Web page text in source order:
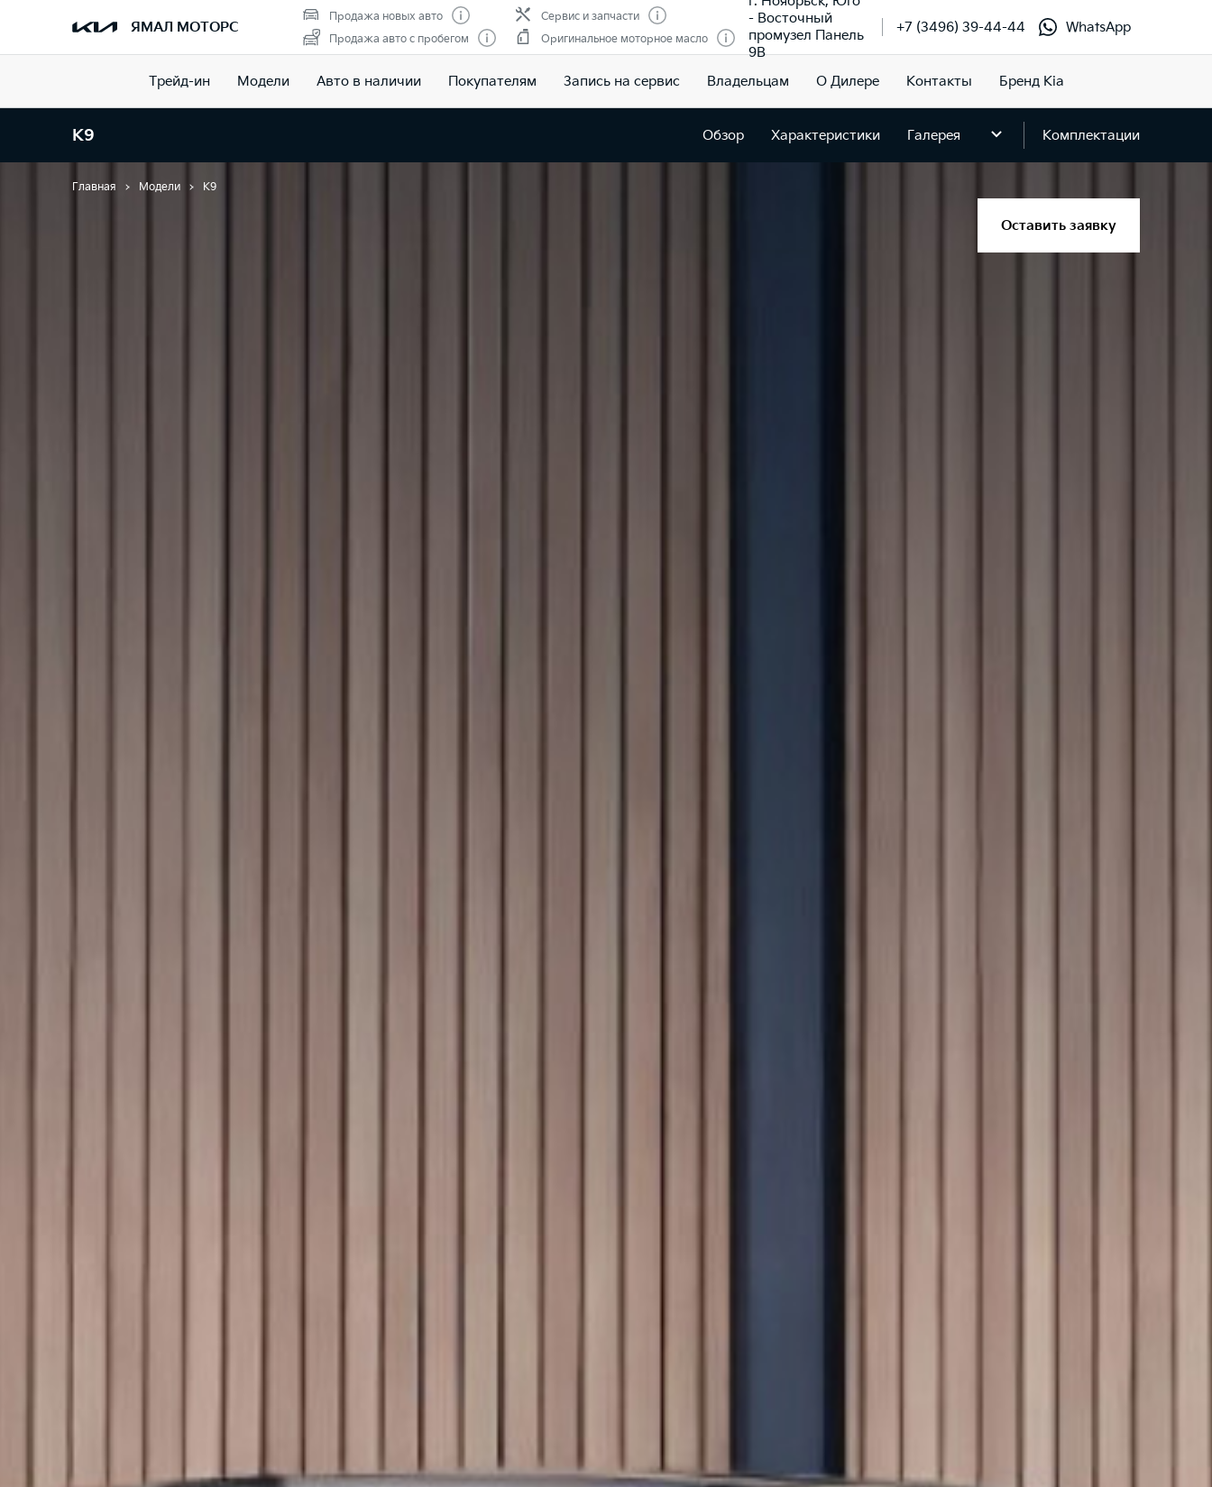
ЯМАЛ МОТОРС
Продажа новых авто
Продажа авто с пробегом
Сервис и запчасти
Оригинальное моторное масло
- Восточный
промузел Панель
9В
+7 (3496) 39-44-44 WhatsApp
Трейд-ин Модели Авто в наличии Покупателям Запись на сервис Владельцам О Дилере Контакты Бренд Kia
K9 Обзор Характеристики Галерея Комплектации
Главная Модели K9
Оставить заявку